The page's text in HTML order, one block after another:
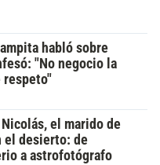
habló sobre
"No negocio la
respeto"
el marido de
el desierto: de
a astrofotógrafo